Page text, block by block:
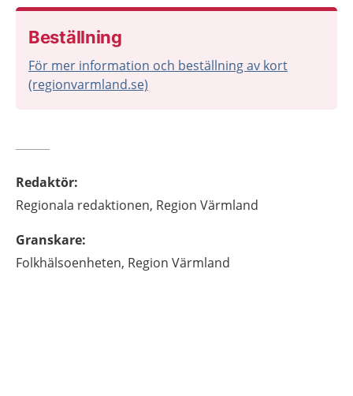
Beställning
För mer information och beställning av kort
(regionvarmland.se)
Redaktör:
Regionala redaktionen, Region Värmland
Granskare:
Folkhälsoenheten, Region Värmland